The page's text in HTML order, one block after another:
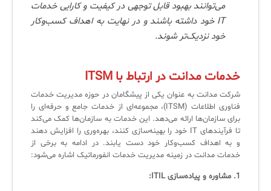
می‌توانند بهبود قابل توجهی در کیفیت و کارایی خدمات
IT خود داشته باشند و در نهایت به اهداف کسب‌وکار
خود نزدیک‌تر شوند.
خدمات مدانت در ارتباط با ITSM
شرکت مدانت به عنوان یکی از پیشگامان در حوزه مدیریت خدمات
فناوری اطلاعات (ITSM)، مجموعه‌ای از خدمات جامع و حرفه‌ای را
برای سازمان‌ها ارائه می‌دهد. این خدمات به سازمان‌ها کمک می‌کند
تا فرآیندهای IT خود را بهینه‌سازی کنند، بهره‌وری را افزایش دهند
و به اهداف کسب‌وکار خود دست یابند. در ادامه به برخی از
خدمات مدانت در زمینه مدیریت خدمات انفورماتیک اشاره می‌شود:
1. مشاوره و پیاده‌سازی ITIL: